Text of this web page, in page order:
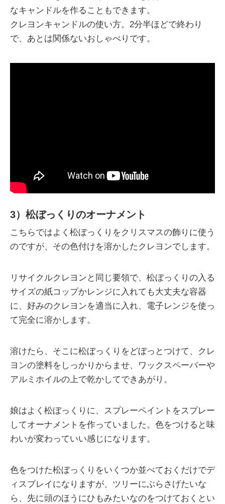
なキャンドルを作ることもできます。
クレヨンキャンドルの使い方。2分半ほどで終わり
で、あとは関係ないおしゃべりです。
3）松ぼっくりのオーナメント
こちらではよく松ぼっくりをクリスマスの飾りに使う
のですが、その色付けを溶かしたクレヨンでします。
リサイクルクレヨンと同じ要領で、松ぼっくりの入る
サイズの紙コップかレンジに入れても大丈夫な容器
に、好みのクレヨンを適当に入れ、電子レンジを使っ
て完全に溶かします。
溶けたら、そこに松ぼっくりをどぼっとつけて、クレ
ヨンの塗料をしっかりからませ、ワックスペーパーや
アルミホイルの上で乾かしてできあがり。
娘はよく松ぼっくりに、スプレーペイントをスプレー
してオーナメントを作っていました。色をつけると味
わいが変わっていい感じになります。
色をつけた松ぼっくりをいくつか並べておくだけでデ
ィスプレイになりますが、ツリーにぶらさげたいな
ら、先に頭のほうにひもみたいなのをつけておくとい